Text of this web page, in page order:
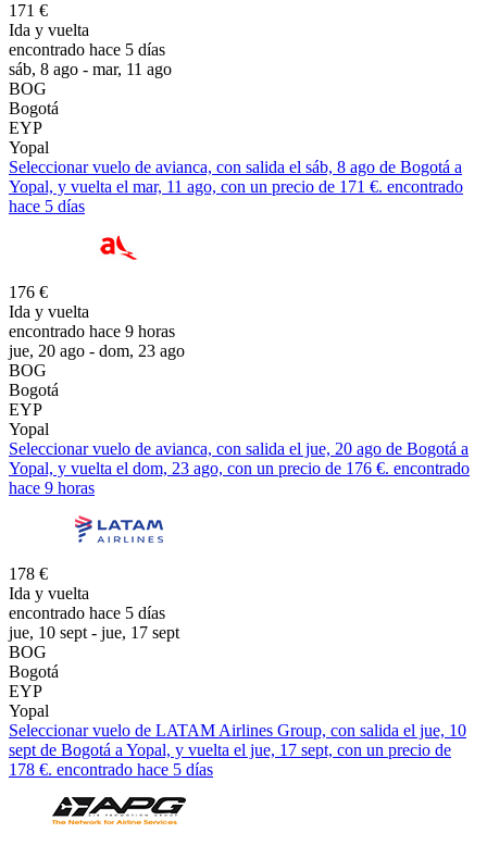
171 €
Ida y vuelta
encontrado hace 5 días
sáb, 8 ago - mar, 11 ago
BOG
Bogotá
EYP
Yopal
Seleccionar vuelo de avianca, con salida el sáb, 8 ago de Bogotá a
Yopal, y vuelta el mar, 11 ago, con un precio de 171 €. encontrado
hace 5 días
176 €
Ida y vuelta
encontrado hace 9 horas
jue, 20 ago - dom, 23 ago
BOG
Bogotá
EYP
Yopal
Seleccionar vuelo de avianca, con salida el jue, 20 ago de Bogotá a
Yopal, y vuelta el dom, 23 ago, con un precio de 176 €. encontrado
hace 9 horas
178 €
Ida y vuelta
encontrado hace 5 días
jue, 10 sept - jue, 17 sept
BOG
Bogotá
EYP
Yopal
Seleccionar vuelo de LATAM Airlines Group, con salida el jue, 10
sept de Bogotá a Yopal, y vuelta el jue, 17 sept, con un precio de
178 €. encontrado hace 5 días